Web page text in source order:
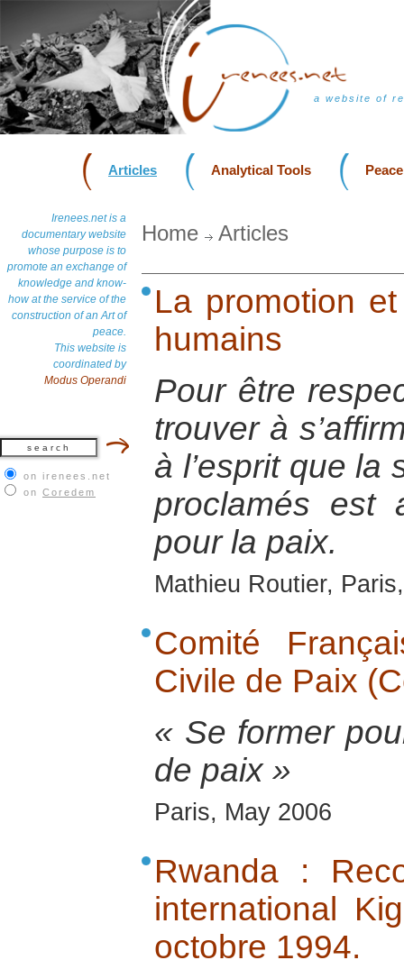
a website of
Articles Analytical Tools
Irenees.net is a
documentary website
whose purpose is to
promote an exchange of
knowledge and know-
how at the service of the
construction of an Art of
peace.
This website is
coordinated by
Modus Operandi
on irenees.net
on Coredem
Home Articles
La promotion
humains
Pour être
trouver à
à l’esprit que la
proclamés est
pour la paix.
Mathieu Routier,
Comité
Civile de Paix
« Se former
de paix »
Paris, May 2006
Rwanda :
international
octobre 1994.